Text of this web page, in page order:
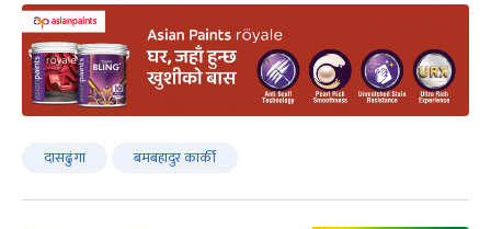
दासढुंगा बमबहादुर कार्की